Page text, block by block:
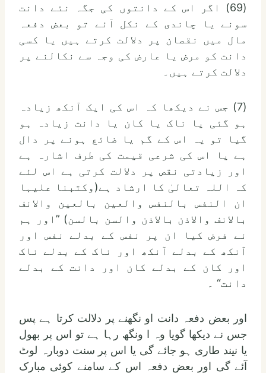
(69) اگر اس کے دانتوں کی جگہ نئے دانت
سونے یا چاندی کے نکل آئے تو بعض دفعہ
مال میں نقصان پر دلالت کرتے ہیں یا کسی
دانت کو مرض یا عارض کی وجہ سے نکالنے پر
دلالت کرتے ہیں۔
(7) جس نے دیکھا کہ اس کی ایک آنکھ زیادہ
ہو گئی یا ناک یا کان یا دانت زیادہ ہو
گیا تو یہ اس کے گم یا ضائع ہونے پر دال
ہے یا اس کی شرعی قیمت کی طرف اشارہ ہے
اور زیادتی نقص پر دلالت کرتی ہے اس لئے
کہ اللہ تعالیٰ کا ارشاد ہے(وکتبنا علیہا
ان النفس بالنفس والعین بالعین والانف
بالانف والاذن بالاذن والسن بالسن) ”اور ہم
نے فرض کیا ان پر نفس کے بدلے نفس اور
آنکھ کے بدلے آنکھ اور ناک کے بدلے ناک
اور کان کے بدلے کان اور دانت کے بدلے
دانت“ ۔
اور بعض دفعہ دانت او نگھنے پر دلالت کرتا ہے پس
جس نے دیکھا گویا وہ ا ونگھ رہا ہے تو اس پر بھول
یا نیند طاری ہو جائے گی یا اس پر سنت دوبارہ لوٹ
آئے گی اور بعض دفعہ اس کے سامنے کوئی مبارک